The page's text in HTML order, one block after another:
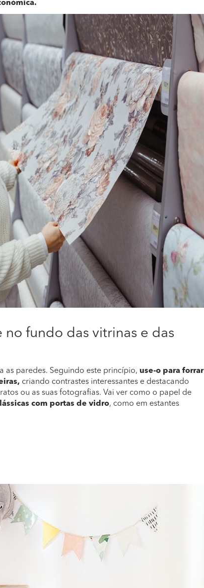
fundo das vitrinas e das
as paredes. Seguindo este princípio, use-o para forrar
criando contrastes interessantes e destacando
ou as suas fotografias. Vai ver como o papel de
com portas de vidro, como em estantes